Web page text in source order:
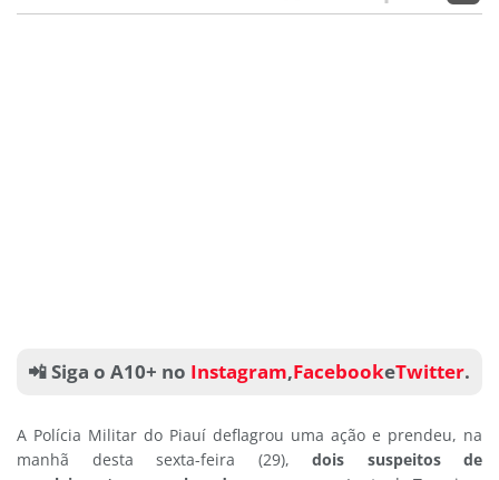
📲 Siga o A10+ no Instagram,FacebookeTwitter.
A Polícia Militar do Piauí deflagrou uma ação e prendeu, na
manhã desta sexta-feira (29), dois suspeitos de